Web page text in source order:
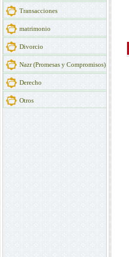
Transacciones
matrimonio
Divorcio
Nazr (Promesas y Compromisos)
Derecho
Otros